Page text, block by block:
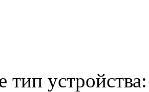
тип устройства: